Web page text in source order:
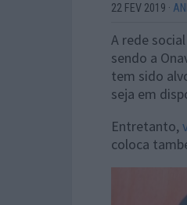
22 FEV 2019 ·
A rede
sendo a
tem sido
seja em
Entretanto,
coloca